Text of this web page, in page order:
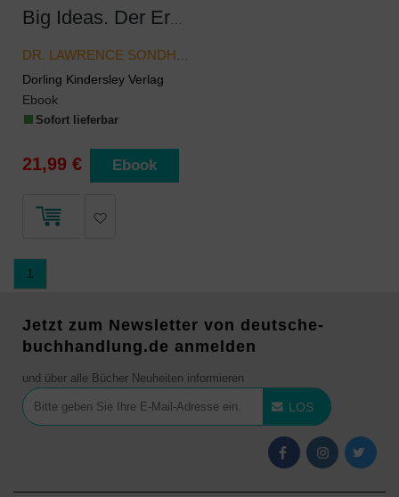
Dorling Kindersley Verlag
Ebook
Sofort lieferbar
21,99 € Ebook
1
Jetzt zum Newsletter von deutsche-
buchhandlung.de anmelden
und über alle Bücher Neuheiten informieren
LOS